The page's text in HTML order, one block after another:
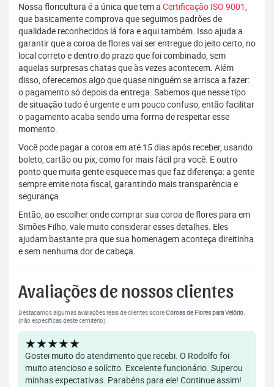
Nossa floricultura é a única que tem a Certificação ISO 9001,
que basicamente comprova que seguimos padrões de
qualidade reconhecidos lá fora e aqui também. Isso ajuda a
garantir que a coroa de flores vai ser entregue do jeito certo, no
local correto e dentro do prazo que foi combinado, sem
aquelas surpresas chatas que às vezes acontecem. Além
disso, oferecemos algo que quase ninguém se arrisca a fazer:
o pagamento só depois da entrega. Sabemos que nesse tipo
de situação tudo é urgente e um pouco confuso, então facilitar
o pagamento acaba sendo uma forma de respeitar esse
momento.
Você pode pagar a coroa em até 15 dias após receber, usando
boleto, cartão ou pix, como for mais fácil pra você. E outro
ponto que muita gente esquece mas que faz diferença: a gente
sempre emite nota fiscal, garantindo mais transparência e
segurança.
Então, ao escolher onde comprar sua coroa de flores para em
Simões Filho, vale muito considerar esses detalhes. Eles
ajudam bastante pra que sua homenagem aconteça direitinha
e sem nenhuma dor de cabeça.
Avaliações de nossos clientes
Destacamos algumas avaliações reais de clientes sobreCoroas de Flores para Velório.
(não específicas deste cemitério).
★★★★★
Gostei muito do atendimento que recebi. O Rodolfo foi
muito atencioso e solícito. Excelente funcionário. Superou
minhas expectativas. Parabéns para ele! Continue assim!